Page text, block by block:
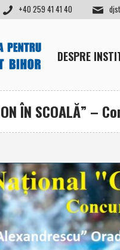
+40 259 41 41 40
DESPRE
ÎN SCOALĂ” –